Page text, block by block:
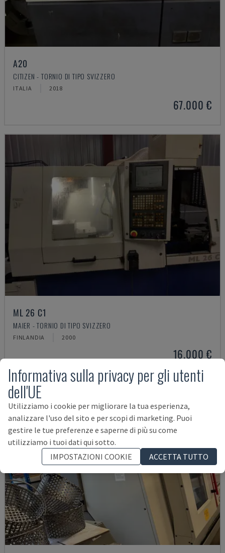
A20
CITIZEN - TORNIO DI TIPO SVIZZERO
ITALIA 2018
67.000 €
ML 26 C1
MAIER - TORNIO DI TIPO SVIZZERO
FINLANDIA 2000
16.000 €
Informativa sulla privacy per gli utenti
dell'UE
Utilizziamo i cookie per migliorare la tua esperienza,
analizzare l'uso del sito e per scopi di marketing. Puoi
gestire le tue preferenze e saperne di più su come
utilizziamo i tuoi dati qui sotto.
IMPOSTAZIONI COOKIE
ACCETTA TUTTO